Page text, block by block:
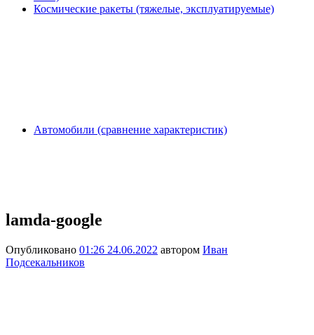
Космические ракеты (тяжелые, эксплуатируемые)
Автомобили (сравнение характеристик)
lamda-google
Опубликовано 01:26 24.06.2022 автором Иван
Подсекальников